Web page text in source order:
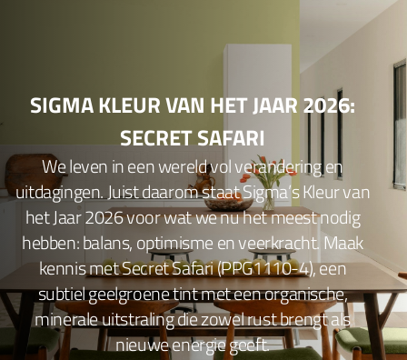
SIGMA KLEUR VAN HET JAAR 2026:
SECRET SAFARI
We leven in een wereld vol verandering en
uitdagingen. Juist daarom staat Sigma’s Kleur van
het Jaar 2026 voor wat we nu het meest nodig
hebben: balans, optimisme en veerkracht. Maak
kennis met Secret Safari (PPG1110-4), een
subtiel geelgroene tint met een organische,
minerale uitstraling die zowel rust brengt als
nieuwe energie geeft.